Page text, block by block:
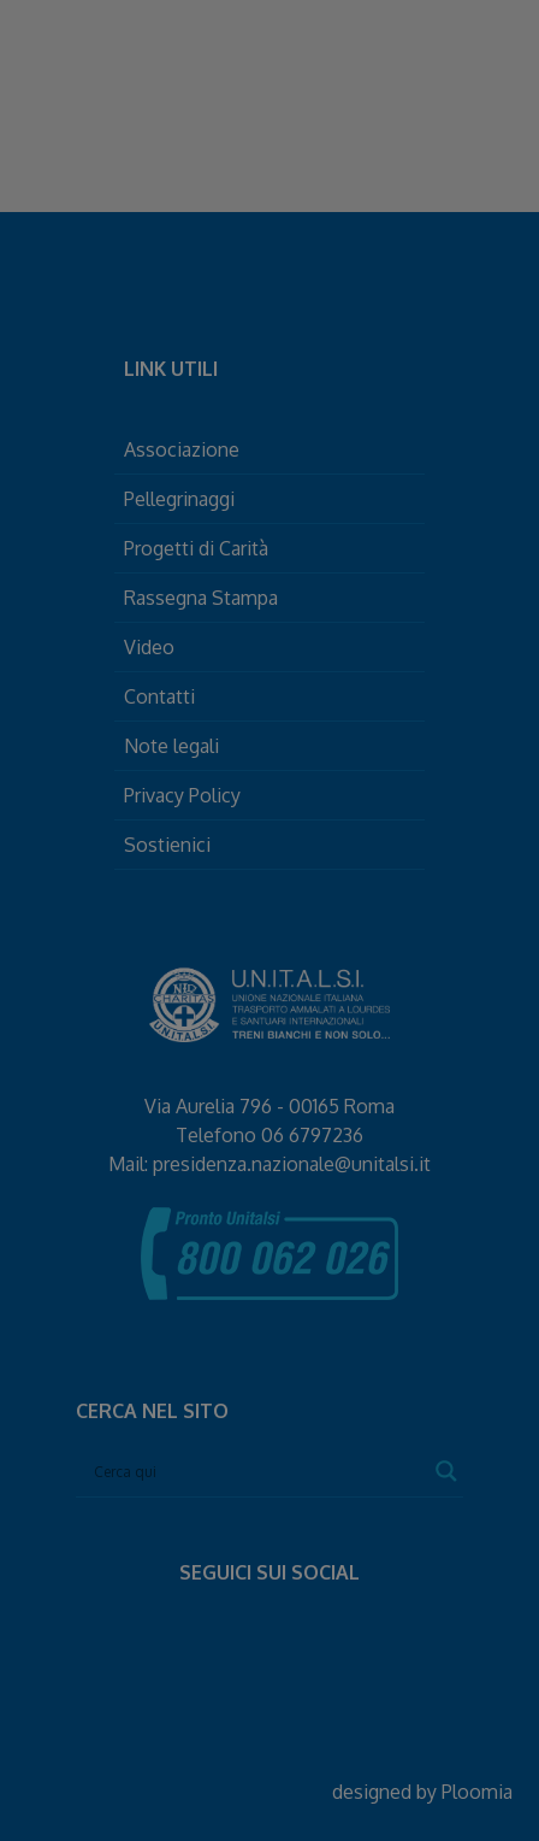
LINK UTILI
Associazione
Pellegrinaggi
Progetti di Carità
Rassegna Stampa
Video
Contatti
Note legali
Privacy Policy
Sostienici
Via Aurelia 796 - 00165 Roma
Telefono 06 6797236
Mail: presidenza.nazionale@unitalsi.it
CERCA NEL SITO
SEGUICI SUI SOCIAL
designed by Ploomia